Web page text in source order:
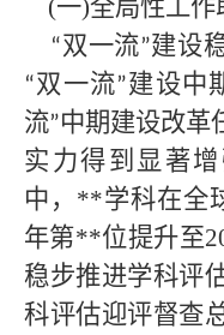
(一)全局性工
“双一流”建设
“双一流”建设中
流”中期建设改革
实力得到显著
中， **学科在全
年第**位提升至
稳步推进学科评
科评估迎评督查